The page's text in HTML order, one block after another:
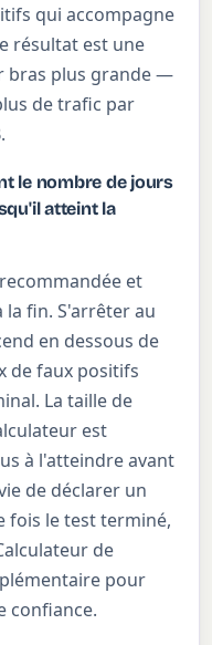
qui accompagne
résultat est une
bras plus grande —
de trafic par
le nombre de jours
atteint la
et
la fin. S'arrêter au
en dessous de
de faux positifs
La taille de
est
à l'atteindre avant
de déclarer un
fois le test terminé,
de
pour
confiance.